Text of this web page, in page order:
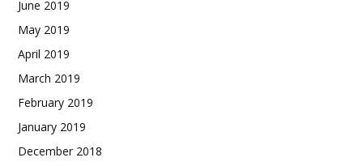
June 2019
May 2019
April 2019
March 2019
February 2019
January 2019
December 2018